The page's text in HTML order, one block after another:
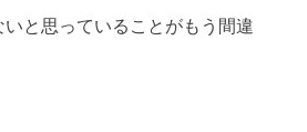
と思っていることがもう間違